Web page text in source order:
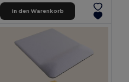
In den Warenkorb